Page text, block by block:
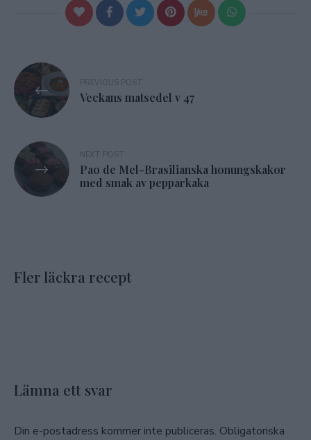
Inläggsnavigering
Veckans matsedel v 47
Pao de Mel-Brasilianska honungskakor
med smak av pepparkaka
Fler läckra recept
Lämna ett svar
Din e-postadress kommer inte publiceras. Obligatoriska